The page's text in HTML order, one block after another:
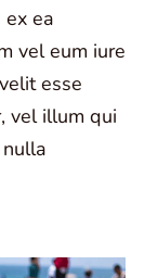
ea
vel eum iure
esse
vel illum qui